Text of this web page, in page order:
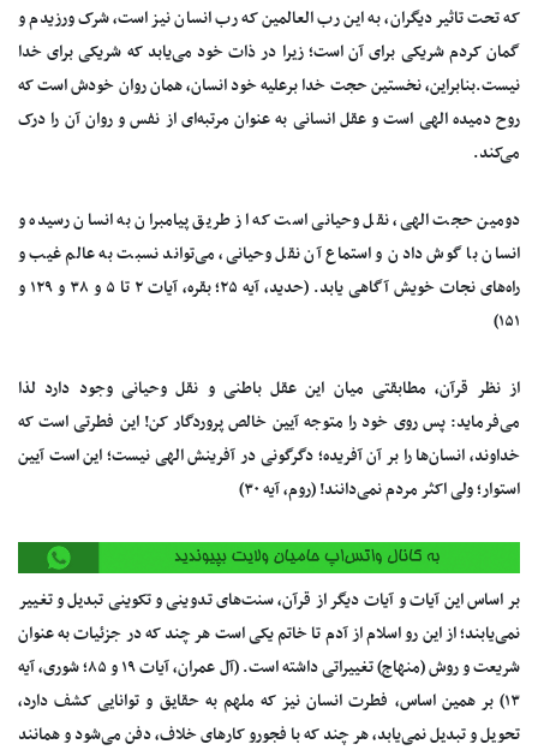
که تحت تاثیر دیگران، به این رب العالمین که رب انسان نیز است، شرک ورزیدم و
گمان کردم شریکی برای آن است؛ زیرا در ذات خود می‌یابد که شریکی برای خدا
نیست.بنابراین، نخستین حجت خدا برعلیه خود انسان، همان روان خودش است که
روح دمیده الهی است و عقل انسانی به عنوان مرتبه‌ای از نفس و روان آن را درک
می‌کند.
دومین حجت الهی، نقل وحیانی است که از طریق پیامبران به انسان رسیده و
انسان با گوش دادن و استماع آن نقل وحیانی، می‌تواند نسبت به عالم غیب و
راه‌های نجات خویش آگاهی یابد. (حدید، آیه ۲۵؛ بقره، آیات ۲ تا ۵ و ۳۸ و ۱۲۹ و
۱۵۱)
از نظر قرآن، مطابقتی میان این عقل باطنی و نقل وحیانی وجود دارد لذا
می‌فرماید: پس روی خود را متوجه آیین خالص پروردگار کن! این فطرتی است که
خداوند، انسان‌ها را بر آن آفریده؛ دگرگونی در آفرینش الهی نیست؛ این است آیین
استوار؛ ولی اکثر مردم نمی‌دانند! (روم، آیه ۳۰)
بر اساس این آیات و آیات دیگر از قرآن، سنت‌های تدوینی و تکوینی تبدیل و تغییر
نمی‌یابند؛ از این رو اسلام از آدم تا خاتم یکی است هر چند که در جزئیات به عنوان
شریعت و روش (منهاج) تغییراتی داشته است. (آل عمران، آیات ۱۹ و ۸۵؛ شوری، آیه
۱۳) بر همین اساس، فطرت انسان نیز که ملهم به حقایق و توانایی کشف دارد،
تحویل و تبدیل نمی‌یابد، هر چند که با فجورو کار‌های خلاف، دفن می‌شود و همانند